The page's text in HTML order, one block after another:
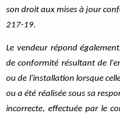
son droit aux mises à jour
217-19.
Le vendeur répond
de conformité résultant de
ou de l'installation lorsque
ou a été réalisée sous sa
incorrecte, effectuée par le